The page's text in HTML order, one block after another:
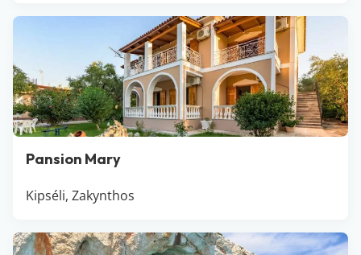
Pansion Mary
Kipséli, Zakynthos